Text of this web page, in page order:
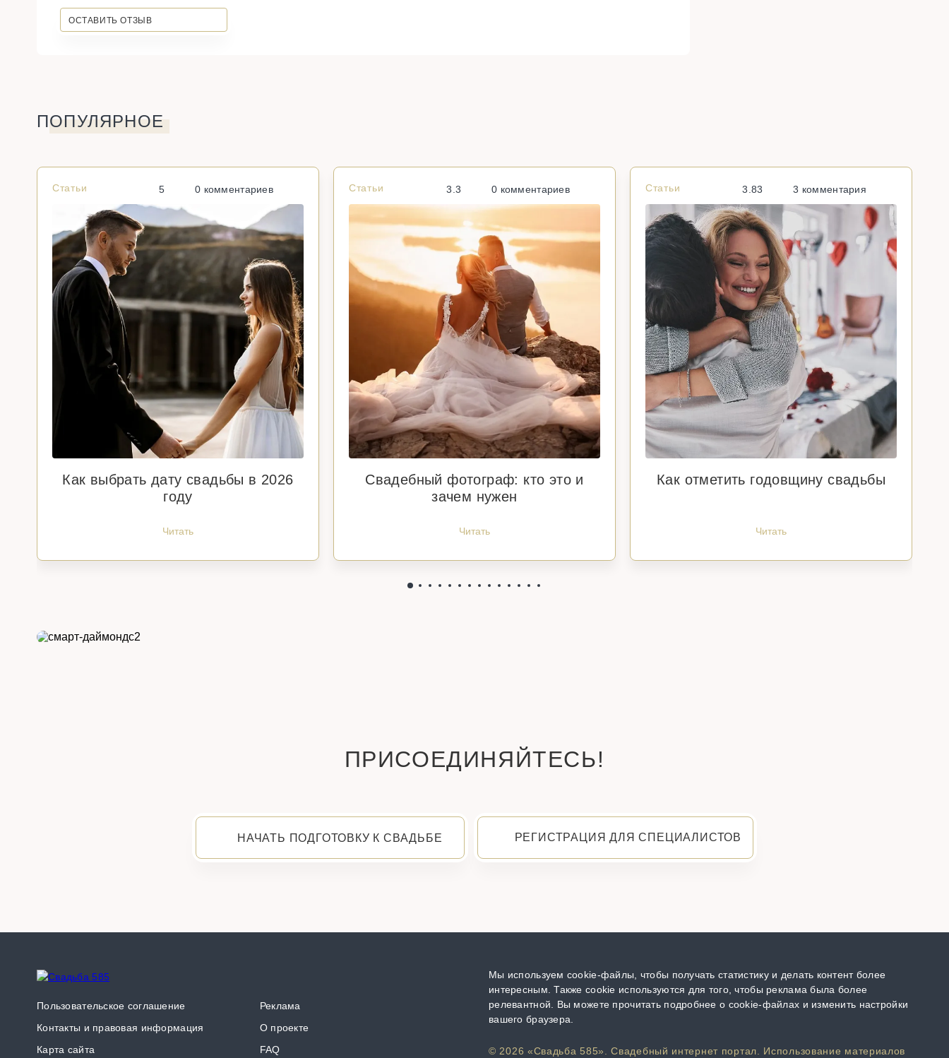
ОСТАВИТЬ ОТЗЫВ
ПОПУЛЯРНОЕ
Статьи 5 0 комментариев
Как выбрать дату свадьбы в 2026
году
Читать
Статьи 3.3 0 комментариев
Свадебный фотограф: кто это и
зачем нужен
Читать
Статьи 3.83 3 комментария
Как отметить годовщину свадьбы
Читать
ПРИСОЕДИНЯЙТЕСЬ!
НАЧАТЬ ПОДГОТОВКУ К СВАДЬБЕ РЕГИСТРАЦИЯ ДЛЯ СПЕЦИАЛИСТОВ
Пользовательское соглашение
Контакты и правовая информация
Карта сайта
Реклама
О проекте
FAQ
Мы используем cookie-файлы, чтобы получать статистику и делать контент более
интересным. Также cookie используются для того, чтобы реклама была более
релевантной. Вы можете прочитать подробнее о cookie-файлах и изменить настройки
вашего браузера.
© 2026 «Свадьба 585». Свадебный интернет портал. Использование материалов